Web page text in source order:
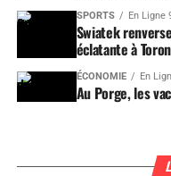
SPORTS En Ligne
Swiatek
éclatante à
ÉCONOMIE En
Au Porge, les